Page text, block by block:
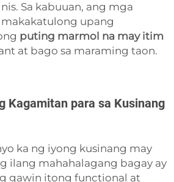
Sa kabuuan, ang mga
upang
puting marmol na may itim
at bago sa maraming taon.
Kagamitan para sa Kusinang
ka ng iyong kusinang may
ilang mahahalagang bagay ay
gawin itong functional at